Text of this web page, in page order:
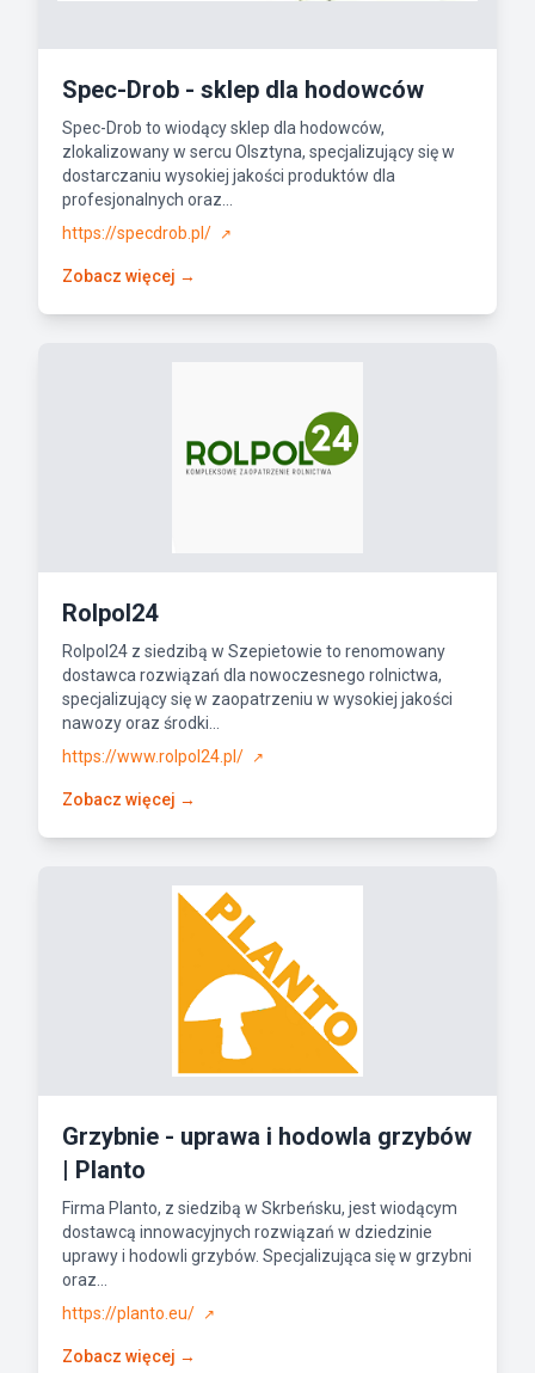
Spec-Drob - sklep dla hodowców
Spec-Drob to wiodący sklep dla hodowców,
zlokalizowany w sercu Olsztyna, specjalizujący się w
dostarczaniu wysokiej jakości produktów dla
profesjonalnych oraz...
https://specdrob.pl/
↗
Zobacz więcej →
Rolpol24
Rolpol24 z siedzibą w Szepietowie to renomowany
dostawca rozwiązań dla nowoczesnego rolnictwa,
specjalizujący się w zaopatrzeniu w wysokiej jakości
nawozy oraz środki...
https://www.rolpol24.pl/
↗
Zobacz więcej →
Grzybnie - uprawa i hodowla grzybów
| Planto
Firma Planto, z siedzibą w Skrbeńsku, jest wiodącym
dostawcą innowacyjnych rozwiązań w dziedzinie
uprawy i hodowli grzybów. Specjalizująca się w grzybni
oraz...
https://planto.eu/
↗
Zobacz więcej →